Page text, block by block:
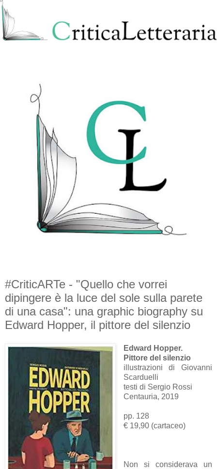
#CriticARTe - "Quello che vorrei
dipingere è la luce del sole sulla parete
di una casa": una graphic biography su
Edward Hopper, il pittore del silenzio
Edward Hopper.
Pittore del silenzio
illustrazioni di Giovanni
Scarduelli
testi di Sergio Rossi
Centauria, 2019
pp. 128
€ 19,90 (cartaceo)
Non si considerava un